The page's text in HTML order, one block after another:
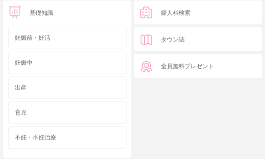
基礎知識
妊娠前・妊活
妊娠中
出産
育児
不妊・不妊治療
婦人科検索
タウン誌
全員無料プレゼント